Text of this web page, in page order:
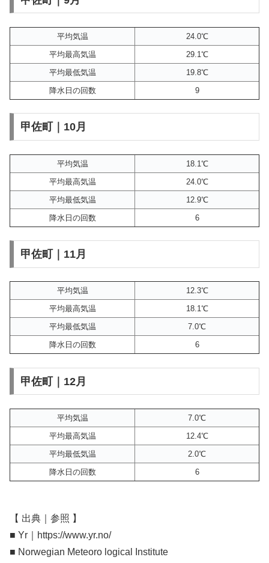
平均気温
24.0℃
平均最高気温
29.1℃
平均最低気温
19.8℃
降水日の回数
9
甲佐町｜10月
平均気温
18.1℃
平均最高気温
24.0℃
平均最低気温
12.9℃
降水日の回数
6
甲佐町｜11月
平均気温
12.3℃
平均最高気温
18.1℃
平均最低気温
7.0℃
降水日の回数
6
甲佐町｜12月
平均気温
7.0℃
平均最高気温
12.4℃
平均最低気温
2.0℃
降水日の回数
6
【 出典｜参照 】
■ Yr｜https://www.yr.no/
■ Norwegian Meteoro logical Institute